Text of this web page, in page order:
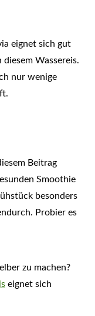
eignet sich gut
Wassereis.
nur wenige
Beitrag
Smoothie
besonders
Probier es
zu machen?
eignet sich